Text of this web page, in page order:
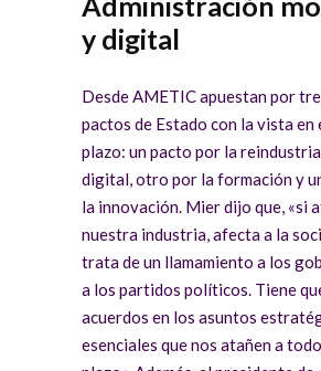
y digital
Desde AMETIC apuestan por
pactos de Estado con la vista en
plazo: un pacto por la
digital, otro por la formación y
la innovación. Mier dijo que, «si
nuestra industria, afecta a la
trata de un llamamiento a los
a los partidos políticos. Tiene
acuerdos en los asuntos
esenciales que nos atañen a